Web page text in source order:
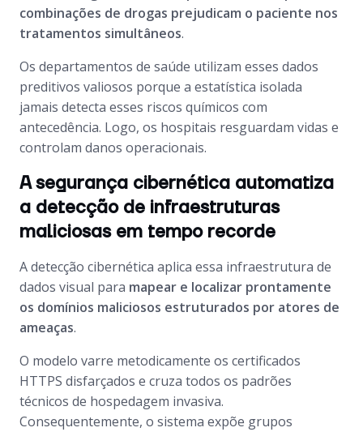
combinações de drogas prejudicam o paciente nos
tratamentos simultâneos.
Os departamentos de saúde utilizam esses dados
preditivos valiosos porque a estatística isolada
jamais detecta esses riscos químicos com
antecedência. Logo, os hospitais resguardam vidas e
controlam danos operacionais.
A segurança cibernética automatiza
a detecção de infraestruturas
maliciosas em tempo recorde
A detecção cibernética aplica essa infraestrutura de
dados visual para mapear e localizar prontamente
os domínios maliciosos estruturados por atores de
ameaças.
O modelo varre metodicamente os certificados
HTTPS disfarçados e cruza todos os padrões
técnicos de hospedagem invasiva.
Consequentemente, o sistema expõe grupos